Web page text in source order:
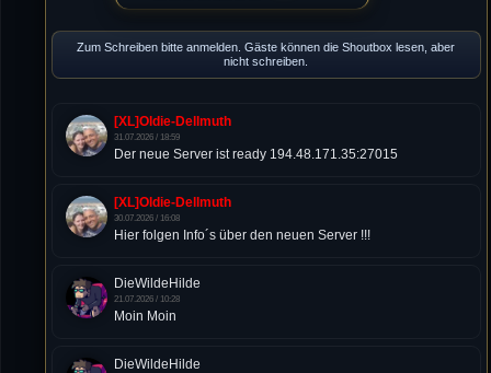
Zum Schreiben bitte anmelden. Gäste können die Shoutbox lesen, aber
nicht schreiben.
[XL]Oldie-Dellmuth
31.07.2026 / 18:59
Der neue Server ist ready 194.48.171.35:27015
[XL]Oldie-Dellmuth
30.07.2026 / 16:08
Hier folgen Info´s über den neuen Server !!!
DieWildeHilde
21.07.2026 / 10:28
Moin Moin
DieWildeHilde